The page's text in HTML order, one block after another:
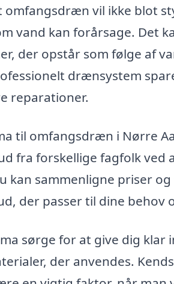
omfangsdræn vil ikke blot
vand kan forårsage. Det
der opstår som følge af
drænsystem
reparationer.
til omfangsdræn i Nørre
fra forskellige fagfolk ved
kan sammenligne priser
der passer til dine behov
sørge for at give dig klar
der anvendes.